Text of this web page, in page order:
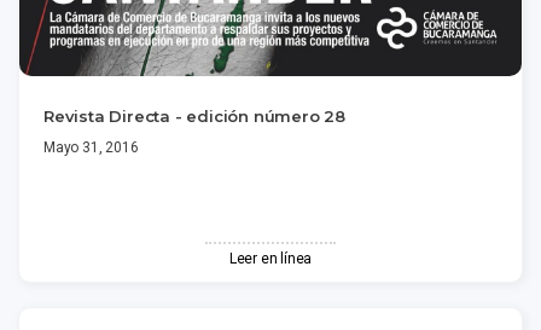
Revista Directa - edición número 28
Mayo 31, 2016
Leer en línea